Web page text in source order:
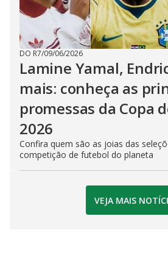
DO R7/09/06/2026
Lamine Yamal,
mais: conheça as
promessas da Copa
2026
Confira quem são as joias das
competição de futebol do planeta
VEJA MAIS